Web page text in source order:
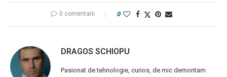
0 comentarii 0
DRAGOS SCHIOPU
Pasionat de tehnologie, curios, de mic demontam